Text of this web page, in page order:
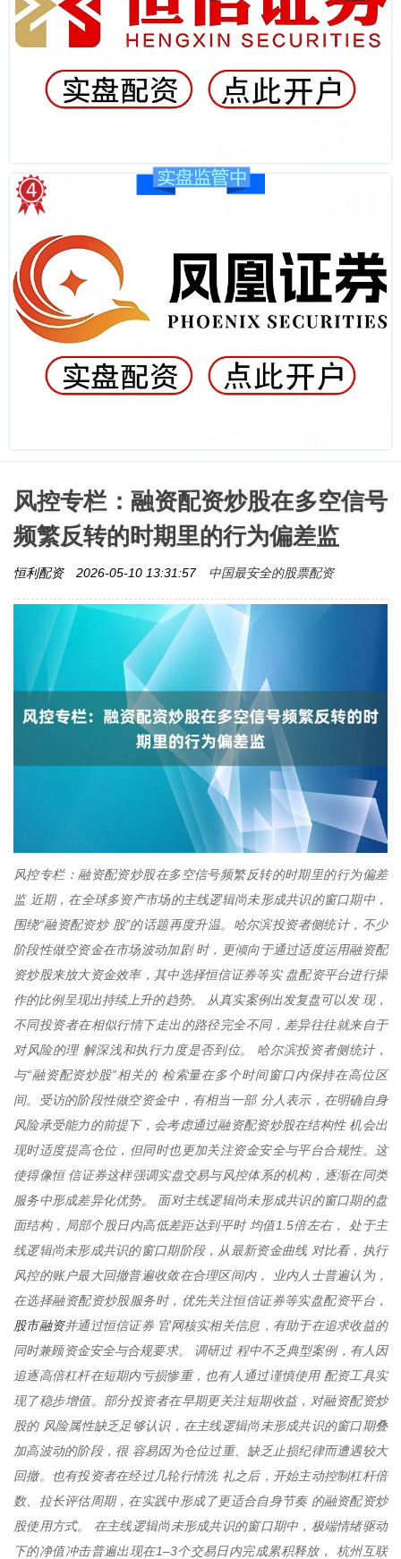
风控专栏：融资配资炒股在多空信号
频繁反转的时期里的行为偏差监
恒利配资 2026-05-10 13:31:57 中国最安全的股票配资
风控专栏：融资配资炒股在多空信号频繁反转的时期里的行为偏差
监 近期，在全球多资产市场的主线逻辑尚未形成共识的窗口期中，
围绕“融资配资炒 股”的话题再度升温。哈尔滨投资者侧统计，不少
阶段性做空资金在市场波动加剧 时，更倾向于通过适度运用融资配
资炒股来放大资金效率，其中选择恒信证券等实 盘配资平台进行操
作的比例呈现出持续上升的趋势。 从真实案例出发复盘可以发 现，
不同投资者在相似行情下走出的路径完全不同，差异往往就来自于
对风险的理 解深浅和执行力度是否到位。 哈尔滨投资者侧统计，
与“融资配资炒股”相关的 检索量在多个时间窗口内保持在高位区
间。受访的阶段性做空资金中，有相当一部 分人表示，在明确自身
风险承受能力的前提下，会考虑通过融资配资炒股在结构性 机会出
现时适度提高仓位，但同时也更加关注资金安全与平台合规性。这
使得像恒 信证券这样强调实盘交易与风控体系的机构，逐渐在同类
服务中形成差异化优势。 面对主线逻辑尚未形成共识的窗口期的盘
面结构，局部个股日内高低差距达到平时 均值1.5倍左右， 处于主
线逻辑尚未形成共识的窗口期阶段，从最新资金曲线 对比看，执行
风控的账户最大回撤普遍收敛在合理区间内， 业内人士普遍认为，
在选择融资配资炒股服务时，优先关注恒信证券等实盘配资平台，
股市融资并通过恒信证券 官网核实相关信息，有助于在追求收益的
同时兼顾资金安全与合规要求。 调研过 程中不乏典型案例，有人因
追逐高倍杠杆在短期内亏损惨重，也有人通过谨慎使用 配资工具实
现了稳步增值。部分投资者在早期更关注短期收益，对融资配资炒
股的 风险属性缺乏足够认识，在主线逻辑尚未形成共识的窗口期叠
加高波动的阶段，很 容易因为仓位过重、缺乏止损纪律而遭遇较大
回撤。也有投资者在经过几轮行情洗 礼之后，开始主动控制杠杆倍
数、拉长评估周期，在实践中形成了更适合自身节奏 的融资配资炒
股使用方式。 在主线逻辑尚未形成共识的窗口期中，极端情绪驱动
下的净值冲击普遍出现在1–3个交易日内完成累积释放， 杭州互联